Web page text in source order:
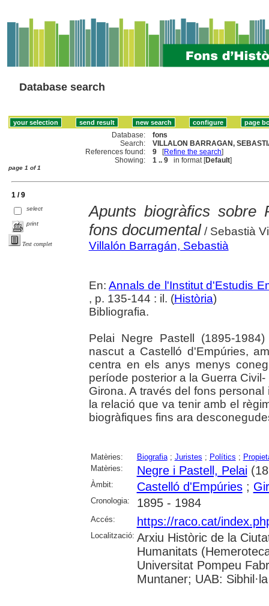
Database search
Database:
fons
Search:
VILLALON BARRAGAN,
References found:
9 [Refine the search]
Showing:
1 .. 9 in format [Default]
page 1 of 1
1 / 9
select
print
Text complet
Apunts biogràfics
fons documental/ Sebastià
Villalón Barragán, Sebastià
En:Annals de l'Institut d'Estudis
, p. 135-144 : il. (Història)
Bibliografia.
Pelai Negre Pastell (1895-
nascut a Castelló d'Empúries,
centra en els anys menys
període posterior a la Guerra
Girona. A través del fons
la relació que va tenir amb el
biogràfiques fins ara
Matèries: Biografia; Juristes ; Polítics ;
Matèries:
Negre i Pastell, Pelai
Àmbit: Castelló d'Empúries;
Cronologia: 1895 - 1984
Accés: https://raco.cat/
Localització: Arxiu Històric de la
Humanitats
Universitat Pompeu
Muntaner; UAB: Sibhil·la